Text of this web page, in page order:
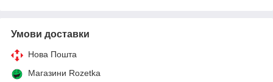
Умови доставки
Нова Пошта
Магазини Rozetka